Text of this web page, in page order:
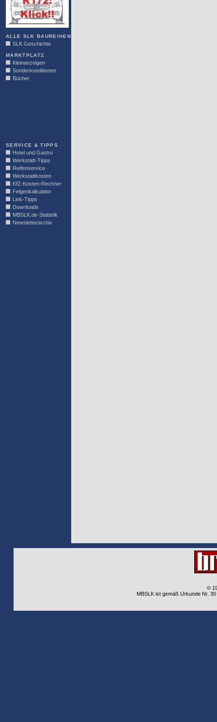
ALLE SLK BAUREIHEN
SLK Geschichte
MARKTPLATZ
Kleinanzeigen
Sonderkonditionen
Bücher
SERVICE & TIPPS
Hotel und Gastro
Werkstatt-Tipps
Reifenservice
Werkstattkosten
KfZ-Kosten-Rechner
Felgenkalkulator
Link-Tipps
Downloads
MBSLK.de-Statistik
Newsletterarchiv
©
MBSLK ist gemäß Urkunde Nr.